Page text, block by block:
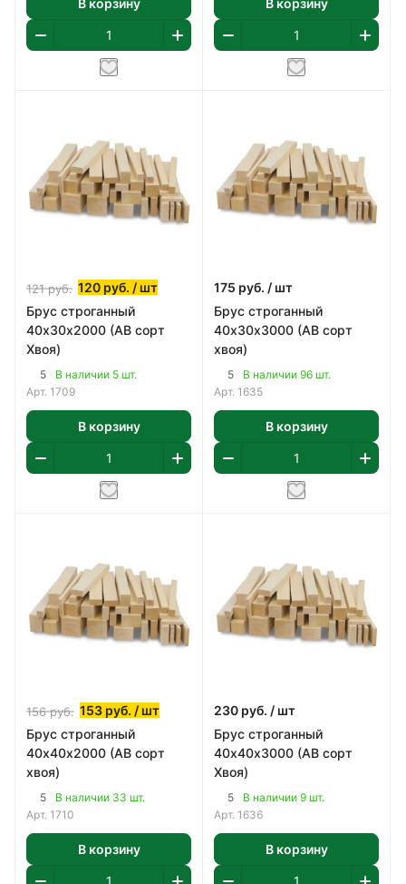
121руб. 120 руб. / шт
Брус строганный
40х30х2000 (АВ сорт
Хвоя)
5
В наличии 5 шт.
Арт. 1709
В корзину
175 руб. / шт
Брус строганный
40х30х3000 (АВ сорт
хвоя)
5
В наличии 96 шт.
Арт. 1635
В корзину
156руб. 153 руб. / шт
Брус строганный
40х40х2000 (АВ сорт
хвоя)
5
В наличии 33 шт.
Арт. 1710
В корзину
230 руб. / шт
Брус строганный
40х40х3000 (АВ сорт
Хвоя)
5
В наличии 9 шт.
Арт. 1636
В корзину